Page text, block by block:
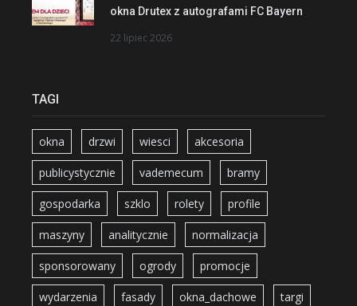
okna Drutex z autografami FC Bayern
22 lipiec 2026
TAGI
okna drzwi wiesci akcesoria
publicystycznie vademecum bramy
gospodarka szklo rolety profile
maszyny analitycznie normalizacja
sponsorowany ogrody promocje
wydarzenia fasady okna_dachowe targi